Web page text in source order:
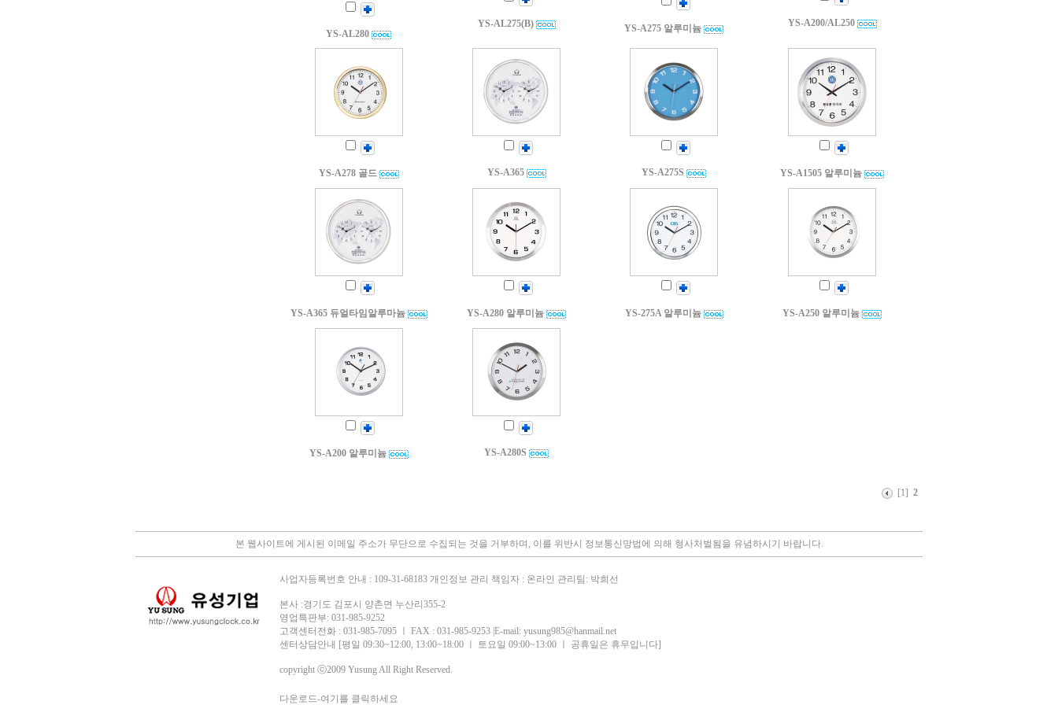
YS-AL280
YS-AL275(B) YS-A275 알루미늄 YS-A200/AL250
YS-A278 골드 YS-A365 YS-A275S YS-A1505 알루미늄
YS-A365 듀얼타임알루마늄 YS-A280 알루미늄 YS-275A 알루미늄 YS-A250 알루미늄
YS-A200 알루미늄 YS-A280S
[1] 2
본 웹사이트에 게시된 이메일 주소가 무단으로 수집되는 것을 거부하며, 이를 위반시 정보통신망법에 의해 형사처벌됨을 유념하시기 바랍니다.
사업자등록번호 안내 : 109-31-68183 개인정보 관리 책임자 : 온라인 관리팀: 박희선
본사 :경기도 김포시 양촌면 누산리355-2
영업특판부: 031-985-9252
고객센터전화 : 031-985-7095 ㅣ FAX : 031-985-9253 |E-mail: yusung985@hanmail.net
센터상담안내 [평일 09:30~12:00, 13:00~18:00 ㅣ 토요일 09:00~13:00 ㅣ 공휴일은 휴무입니다]
copyright ⓒ2009 Yusung All Right Reserved.
다운로드-여기를 클릭하세요